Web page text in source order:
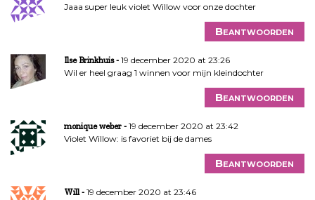
Jaaa super leuk violet Willow voor onze dochter
Beantwoorden
Ilse Brinkhuis
19 december 2020 at 23:26
Wil er heel graag 1 winnen voor mijn kleindochter
Beantwoorden
monique weber
19 december 2020 at 23:42
Violet Willow: is favoriet bij de dames
Beantwoorden
Will
19 december 2020 at 23:46